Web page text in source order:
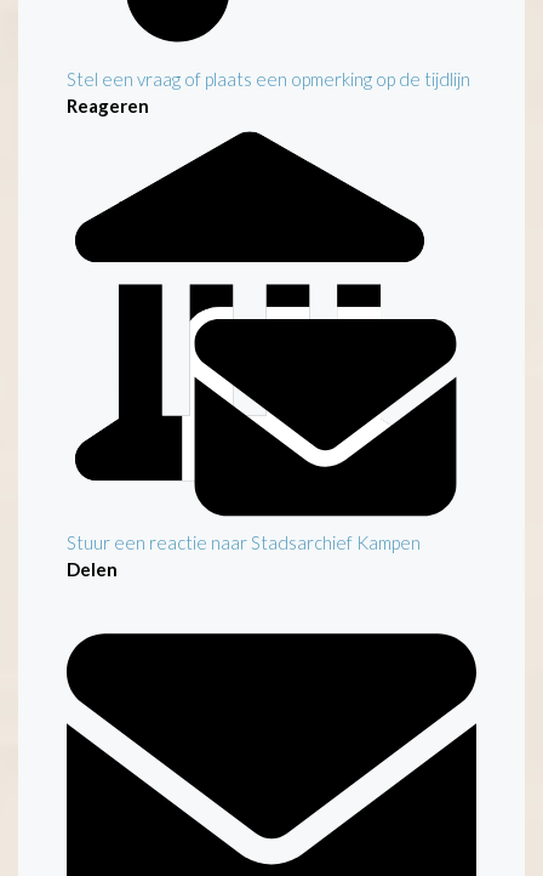
Stel een vraag of plaats een opmerking op de tijdlijn
Reageren
Stuur een reactie naar Stadsarchief Kampen
Delen